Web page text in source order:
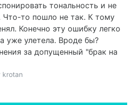
тональность и не
Что-то пошло не так. К тому
Конечно эту ошибку легко
уже улетела. Вроде бы?
за допущенный "брак на
krotan